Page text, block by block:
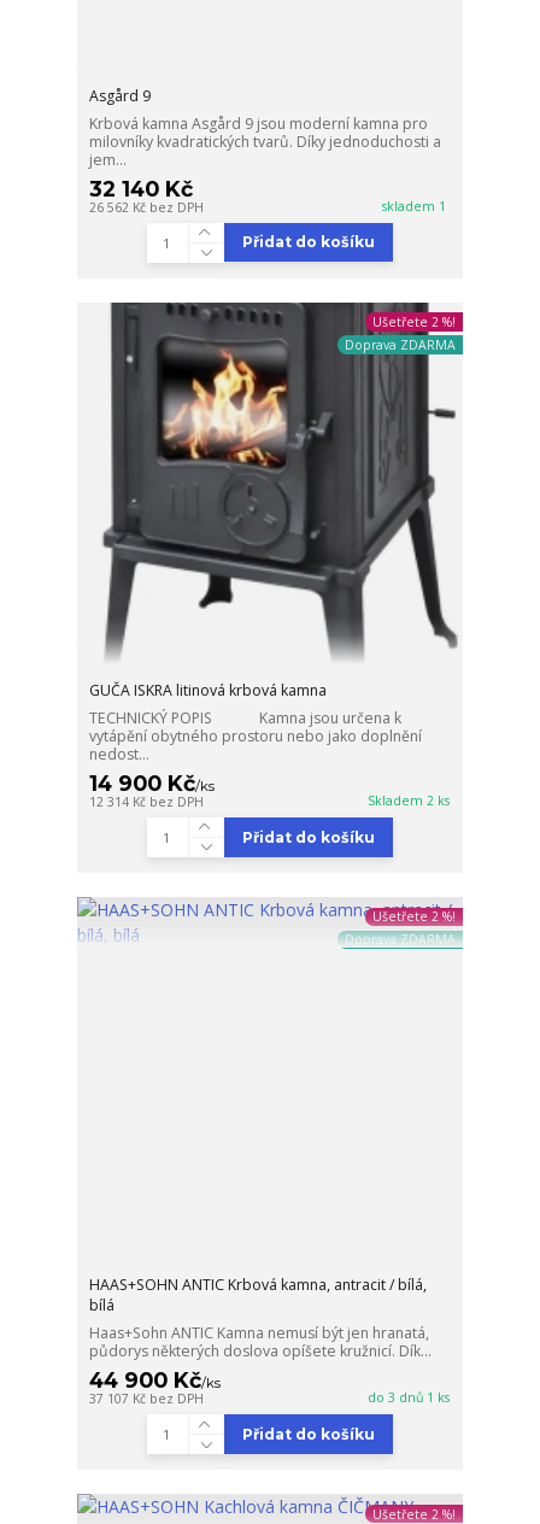
Asgård 9
Krbová kamna Asgård 9 jsou moderní kamna pro
milovníky kvadratických tvarů. Díky jednoduchosti a
jem...
32 140 Kč
26 562 Kč bez DPH skladem 1
Přidat do košíku
Ušetřete 2 %!
Doprava ZDARMA
GUČA ISKRA litinová krbová kamna
TECHNICKÝ POPIS Kamna jsou určena k
vytápění obytného prostoru nebo jako doplnění
nedost...
14 900 Kč/ks
12 314 Kč bez DPH Skladem 2 ks
Přidat do košíku
Ušetřete 2 %!
Doprava ZDARMA
HAAS+SOHN ANTIC Krbová kamna, antracit / bílá,
bílá
Haas+Sohn ANTIC Kamna nemusí být jen hranatá,
půdorys některých doslova opíšete kružnicí. Dík...
44 900 Kč/ks
37 107 Kč bez DPH do 3 dnů 1 ks
Přidat do košíku
Ušetřete 2 %!